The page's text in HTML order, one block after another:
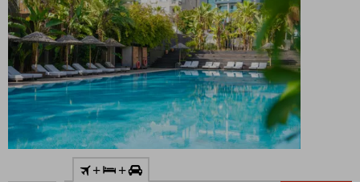
petit et
attrayant
+ +